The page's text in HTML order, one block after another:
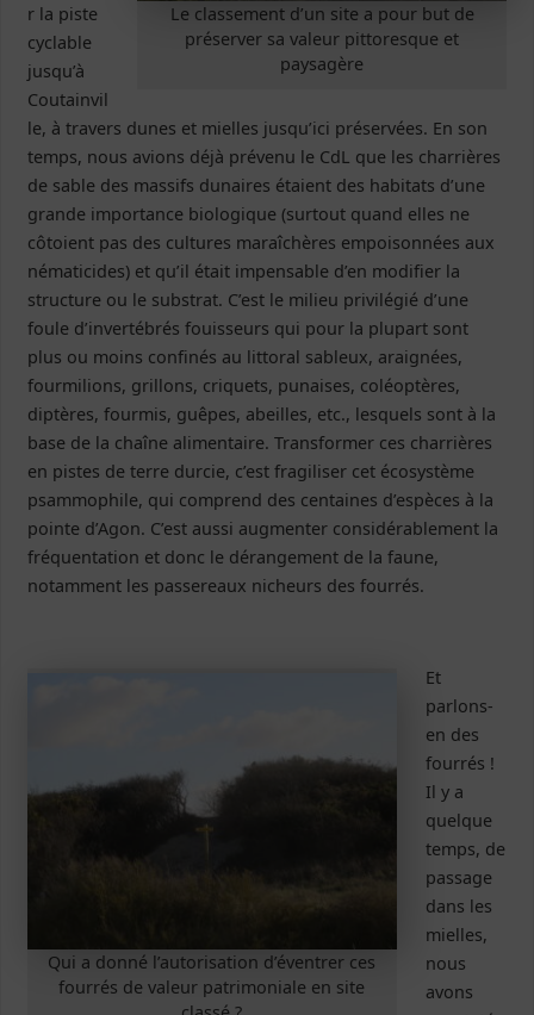
Le classement d’un site a pour but de
préserver sa valeur pittoresque et
paysagère
r la piste
cyclable
jusqu’à
Coutainvil
le, à travers dunes et mielles jusqu’ici préservées. En son
temps, nous avions déjà prévenu le CdL que les charrières
de sable des massifs dunaires étaient des habitats d’une
grande importance biologique (surtout quand elles ne
côtoient pas des cultures maraîchères empoisonnées aux
nématicides) et qu’il était impensable d’en modifier la
structure ou le substrat. C’est le milieu privilégié d’une
foule d’invertébrés fouisseurs qui pour la plupart sont
plus ou moins confinés au littoral sableux, araignées,
fourmilions, grillons, criquets, punaises, coléoptères,
diptères, fourmis, guêpes, abeilles, etc., lesquels sont à la
base de la chaîne alimentaire. Transformer ces charrières
en pistes de terre durcie, c’est fragiliser cet écosystème
psammophile, qui comprend des centaines d’espèces à la
pointe d’Agon. C’est aussi augmenter considérablement la
fréquentation et donc le dérangement de la faune,
notamment les passereaux nicheurs des fourrés.
Qui a donné l’autorisation d’éventrer ces
fourrés de valeur patrimoniale en site
Et
parlons-
en des
fourrés !
Il y a
quelque
temps, de
passage
dans les
mielles,
nous
avons